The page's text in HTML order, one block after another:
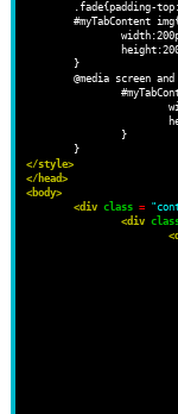
	#myTabContent img{
		width:200px;
	@media screen and (max-width: 500px) {
		#myTabContent img{
			width:100%;
</style>
</head>
<body>
<div class =
<div